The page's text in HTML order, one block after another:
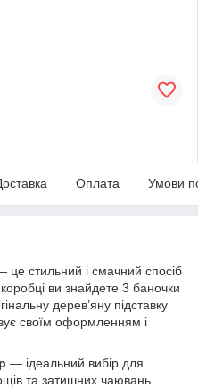
Оплата Умови
це стильний і смачний спосіб
ви знайдете 3 баночки
дерев’яну підставку
своїм оформленням і
— ідеальний вибір для
та затишних чаювань.